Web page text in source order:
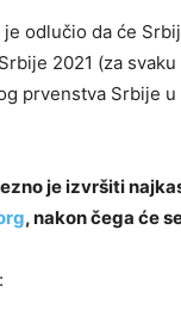
odlučio da će
2021 (za
prvenstva Srbije
je izvršiti
, nakon čega će